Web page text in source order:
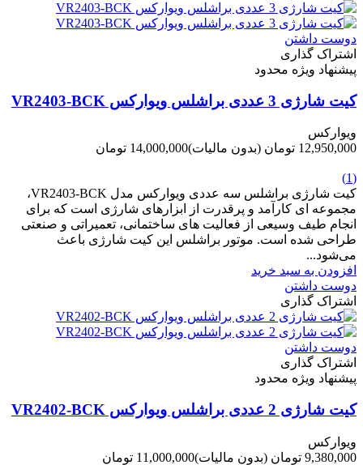
دوست داشتن
اشتراک گذاری
پیشنهاد ویژه محدود
کیت شارژی 3 عددی براشلس ویوارکس VR2403-BCK
ویوارکس
12,950,000 تومان
(بدون مالیات)14,000,000 تومان
(1)
کیت شارژی براشلس سه عددی ویوارکس مدل VR2403-BCK،
مجموعه ای کارآمد و پرقدرت از ابزارهای شارژی است که برای
انجام طیف وسیعی از فعالیت های ساختمانی، تعمیراتی و صنعتی
طراحی شده است. موتور براشلس این کیت شارژی باعث
می‌شود...
افزودن به سبد خرید
دوست داشتن
اشتراک گذاری
دوست داشتن
اشتراک گذاری
پیشنهاد ویژه محدود
کیت شارژی 2 عددی براشلس ویوارکس VR2402-BCK
ویوارکس
9,380,000 تومان
(بدون مالیات)11,000,000 تومان